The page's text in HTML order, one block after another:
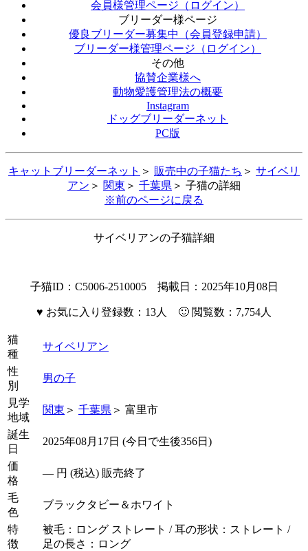
会員様管理ページ（ログイン）
ブリーダー様ページ
優良ブリーダー募集中（会員登録申請）
ブリーダー様管理ページ（ログイン）
その他
協賛企業様へ
動物愛護管理法の概要
Instagram
ドッグブリーダーネット
PC版
キャットブリーダーネット ＞ 販売中の子猫たち ＞ サイベリ
アン ＞ 関東 ＞ 千葉県 ＞ 子猫の詳細
※前のページに戻る
サイベリアンの子猫詳細
子猫ID：C5006-2510005 掲載日：2025年10月08日
♥ お気に入り登録数：13人 🙂 閲覧数：7,754人
猫
種
サイベリアン
性
別
男の子
見学
地域
関東 ＞ 千葉県 ＞ 富里市
誕生
日
2025年08月17日 (今日で生後356日)
価
格
― 円 (税込) 販売終了
毛
色
ブラックタビー＆ホワイト
特
徴
被毛：ロング ストレート / 耳の形状：ストレート /
足の長さ：ロング